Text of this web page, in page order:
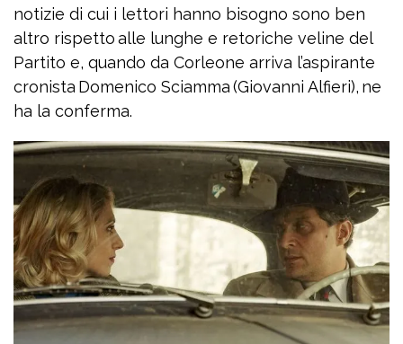
notizie di cui i lettori hanno bisogno sono ben
altro rispetto alle lunghe e retoriche veline del
Partito e, quando da Corleone arriva l’aspirante
cronista Domenico Sciamma (Giovanni Alfieri), ne
ha la conferma.